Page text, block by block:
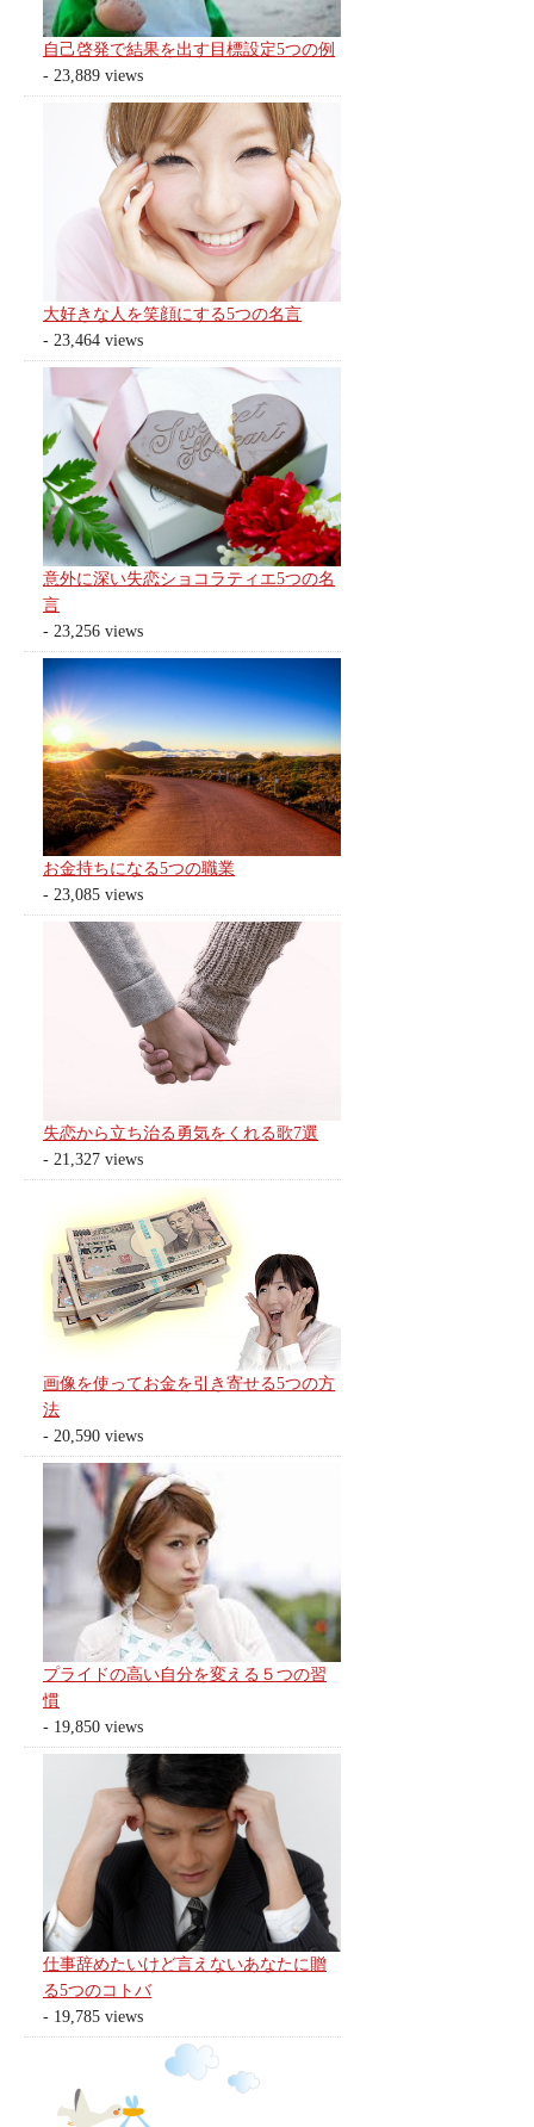
自己啓発で結果を出す目標設定5つの例
- 23,889 views
大好きな人を笑顔にする5つの名言
- 23,464 views
意外に深い失恋ショコラティエ5つの名
言
- 23,256 views
お金持ちになる5つの職業
- 23,085 views
失恋から立ち治る勇気をくれる歌7選
- 21,327 views
画像を使ってお金を引き寄せる5つの方
法
- 20,590 views
プライドの高い自分を変える５つの習
慣
- 19,850 views
仕事辞めたいけど言えないあなたに贈
る5つのコトバ
- 19,785 views